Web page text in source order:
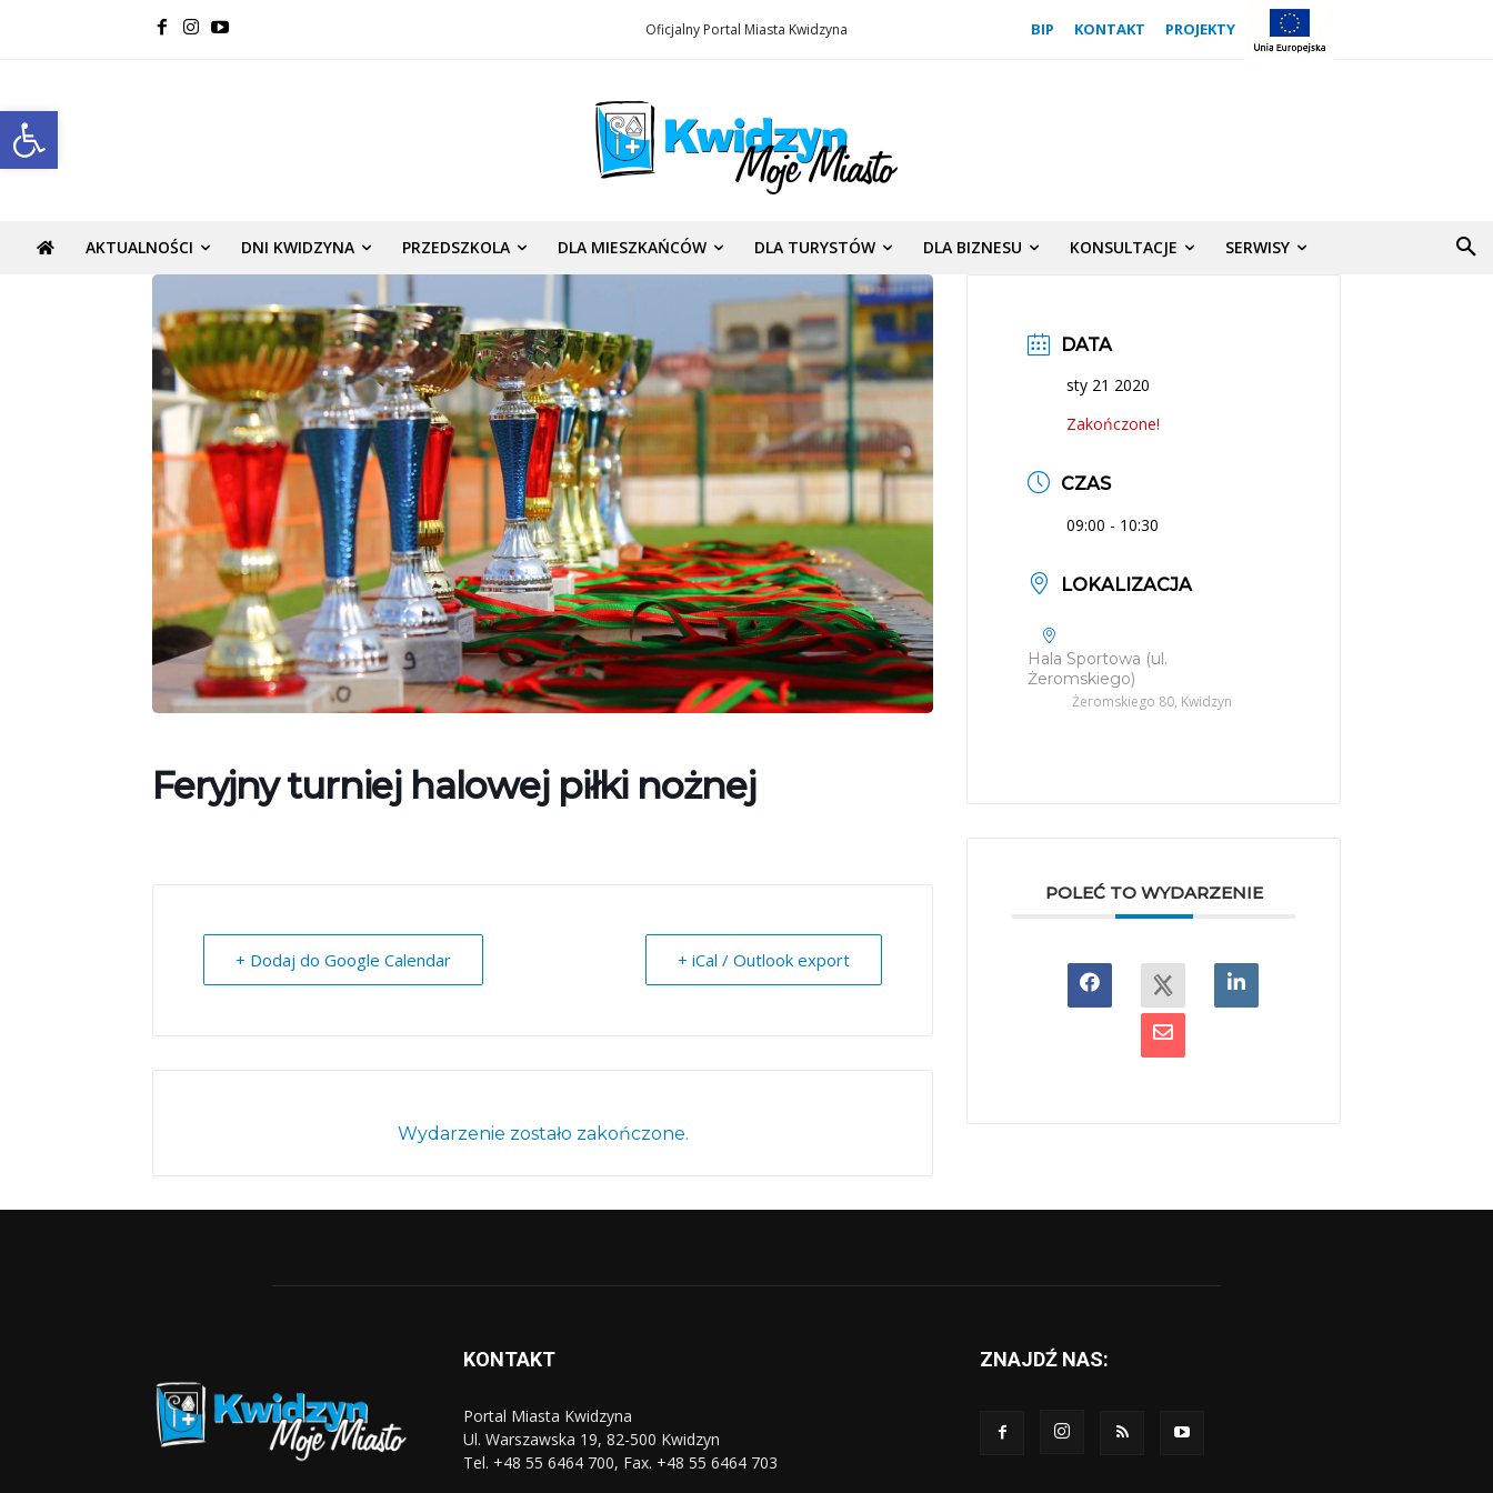
Open toolbar
Oficjalny Portal Miasta Kwidzyna BIP KONTAKT PROJEKTY
AKTUALNOŚCI DNI KWIDZYNA PRZEDSZKOLA DLA MIESZKAŃCÓW DLA TURYSTÓW DLA BIZNESU KONSULTACJE SERWISY
Feryjny turniej halowej piłki nożnej
+ Dodaj do Google Calendar + iCal / Outlook export
Wydarzenie zostało zakończone.
DATA
sty 21 2020
Zakończone!
CZAS
09:00 - 10:30
LOKALIZACJA
Hala Sportowa (ul.
Żeromskiego)
Żeromskiego 80, Kwidzyn
POLEĆ TO WYDARZENIE
KONTAKT
Portal Miasta Kwidzyna
Ul. Warszawska 19, 82-500 Kwidzyn
Tel. +48 55 6464 700, Fax. +48 55 6464 703
ZNAJDŹ NAS: